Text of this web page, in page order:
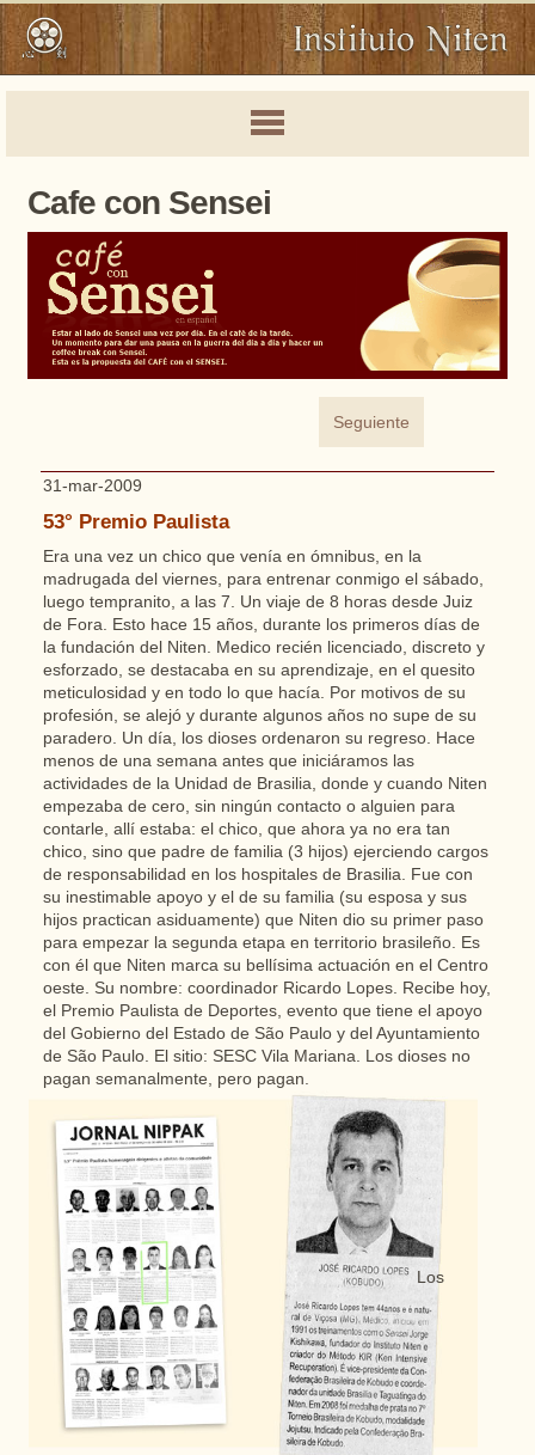
Cafe con Sensei
Seguiente
31-mar-2009
53° Premio Paulista
Era una vez un chico que venía en ómnibus, en la
madrugada del viernes, para entrenar conmigo el sábado,
luego tempranito, a las 7. Un viaje de 8 horas desde Juiz
de Fora. Esto hace 15 años, durante los primeros días de
la fundación del Niten. Medico recién licenciado, discreto y
esforzado, se destacaba en su aprendizaje, en el quesito
meticulosidad y en todo lo que hacía. Por motivos de su
profesión, se alejó y durante algunos años no supe de su
paradero. Un día, los dioses ordenaron su regreso. Hace
menos de una semana antes que iniciáramos las
actividades de la Unidad de Brasilia, donde y cuando Niten
empezaba de cero, sin ningún contacto o alguien para
contarle, allí estaba: el chico, que ahora ya no era tan
chico, sino que padre de familia (3 hijos) ejerciendo cargos
de responsabilidad en los hospitales de Brasilia. Fue con
su inestimable apoyo y el de su familia (su esposa y sus
hijos practican asiduamente) que Niten dio su primer paso
para empezar la segunda etapa en territorio brasileño. Es
con él que Niten marca su bellísima actuación en el Centro
oeste. Su nombre: coordinador Ricardo Lopes. Recibe hoy,
el Premio Paulista de Deportes, evento que tiene el apoyo
del Gobierno del Estado de São Paulo y del Ayuntamiento
de São Paulo. El sitio: SESC Vila Mariana. Los dioses no
pagan semanalmente, pero pagan.
Los